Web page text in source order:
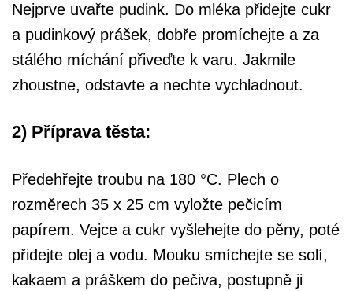
Nejprve uvařte pudink. Do mléka přidejte cukr
a pudinkový prášek, dobře promíchejte a za
stálého míchání přiveďte k varu. Jakmile
zhoustne, odstavte a nechte vychladnout.
2) Příprava těsta:
Předehřejte troubu na 180 °C. Plech o
rozměrech 35 x 25 cm vyložte pečicím
papírem. Vejce a cukr vyšlehejte do pěny, poté
přidejte olej a vodu. Mouku smíchejte se solí,
kakaem a práškem do pečiva, postupně ji